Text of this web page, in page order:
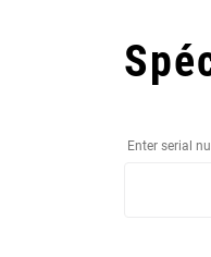
Enter serial